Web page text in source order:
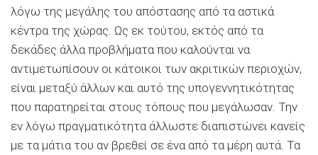
λόγω της μεγάλης του απόστασης από τα αστικά
κέντρα της χώρας. Ως εκ τούτου, εκτός από τα
δεκάδες άλλα προβλήματα που καλούνται να
αντιμετωπίσουν οι κάτοικοι των ακριτικών περιοχών,
είναι μεταξύ άλλων και αυτό της υπογεννητικότητας
που παρατηρείται στους τόπους που μεγάλωσαν. Την
εν λόγω πραγματικότητα άλλωστε διαπιστώνει κανείς
με τα μάτια του αν βρεθεί σε ένα από τα μέρη αυτά. Τα